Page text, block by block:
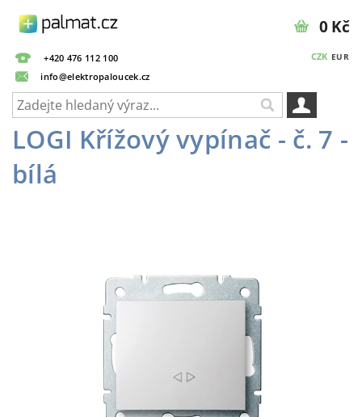
+420 476 112 100
info@elektropaloucek.cz
CZK EUR
0 Kč
LOGI Křížový vypínač - č. 7 -
bílá